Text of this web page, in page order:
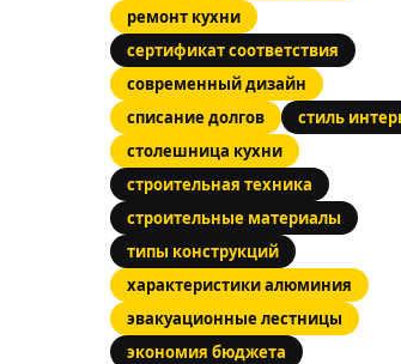
ремонт кухни
сертификат соответствия
современный дизайн
списание долгов
стиль
столешница кухни
строительная техника
строительные материалы
типы конструкций
характеристики алюминия
эвакуационные лестницы
экономия бюджета